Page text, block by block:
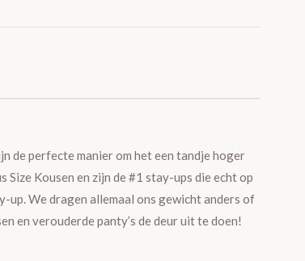
de perfecte manier om het een tandje hoger
Kousen en zijn de #1 stay-ups die echt op
We dragen allemaal ons gewicht anders of
en verouderde panty’s de deur uit te doen!